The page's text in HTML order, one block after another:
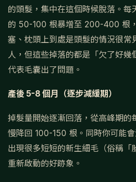
的頭髮，集中在這個時候脫落。每
的 50-100 根暴增至 200-400 根
塞、枕頭上到處是頭髮的情況很常
人，但這些掉落的都是「欠了好幾
代表毛囊出了問題。
產後 5-8 個月（逐步減緩期）
掉髮量開始逐漸回落，從高峰期
慢降回 100-150 根。同時你可能會
出現很多短短的新生細毛（俗稱「
重新啟動的好跡象。